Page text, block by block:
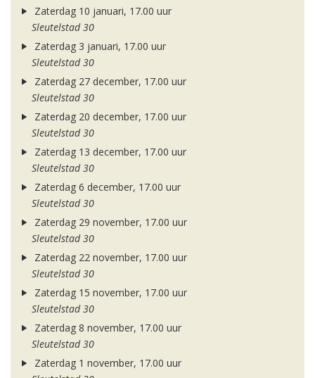
Zaterdag 10 januari, 17.00 uur
Sleutelstad 30
Zaterdag 3 januari, 17.00 uur
Sleutelstad 30
Zaterdag 27 december, 17.00 uur
Sleutelstad 30
Zaterdag 20 december, 17.00 uur
Sleutelstad 30
Zaterdag 13 december, 17.00 uur
Sleutelstad 30
Zaterdag 6 december, 17.00 uur
Sleutelstad 30
Zaterdag 29 november, 17.00 uur
Sleutelstad 30
Zaterdag 22 november, 17.00 uur
Sleutelstad 30
Zaterdag 15 november, 17.00 uur
Sleutelstad 30
Zaterdag 8 november, 17.00 uur
Sleutelstad 30
Zaterdag 1 november, 17.00 uur